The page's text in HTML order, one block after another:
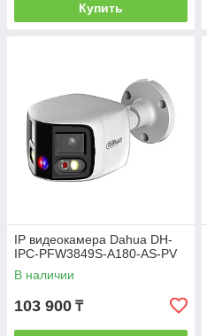
Купить
IP видеокамера Dahua DH-
IPC-PFW3849S-A180-AS-PV
В наличии
103 900 ₸